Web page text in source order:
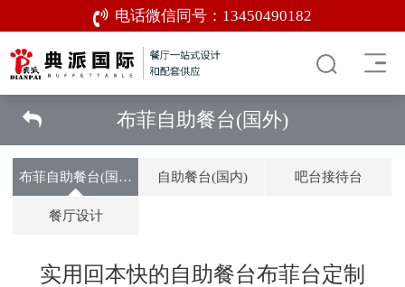
电话微信同号： 13450490182
布菲自助餐台(国外)
布菲自助餐台(国外) 自助餐台(国内) 吧台接待台
餐厅设计
实用回本快的自助餐台布菲台定制